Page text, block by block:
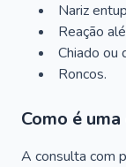
Nariz
Reação
Chiado ou
Roncos.
Como é
A consulta com